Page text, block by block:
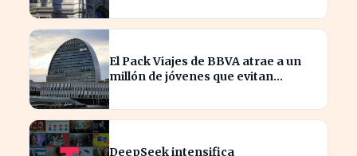
El Pack Viajes de BBVA atrae a un
millón de jóvenes que evitan
DeepSeek intensifica